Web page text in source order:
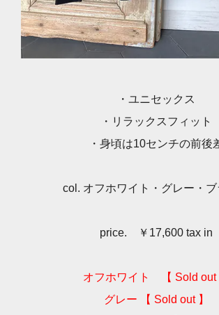
・ユニセックス
・リラックスフィット
・身頃は10センチの前後
col. オフホワイト・グレー・ブ
price. ￥17,600 tax in
オフホワイト 【 Sold out
グレー 【 Sold out 】